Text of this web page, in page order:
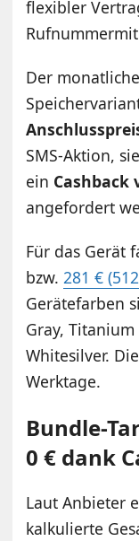
flexibler
Der
SMS-Aktion,
ein Cashback
angefordert
Für das Gerät
bzw.281 €
Gerätefarben
Gray,
Whitesilver.
Werktage.
Bundle-
0 € dank
Laut Anbieter
kalkulierte